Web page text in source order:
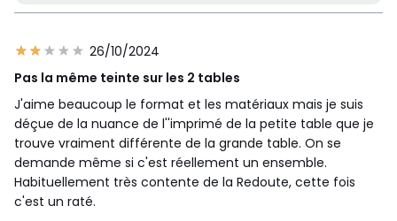
26/10/2024
Pas la même teinte sur les 2 tables
J'aime beaucoup le format et les matériaux mais je suis
déçue de la nuance de l''imprimé de la petite table que je
trouve vraiment différente de la grande table. On se
demande même si c'est réellement un ensemble.
Habituellement très contente de la Redoute, cette fois
c'est un raté.